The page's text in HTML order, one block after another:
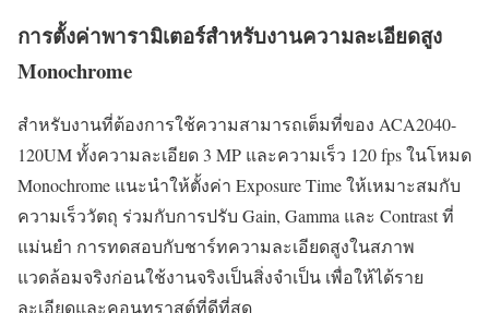
การตั้งค่าพารามิเตอร์สำหรับงานความละเอียดสูง
Monochrome
สำหรับงานที่ต้องการใช้ความสามารถเต็มที่ของ ACA2040-
120UM ทั้งความละเอียด 3 MP และความเร็ว 120 fps ในโหมด
Monochrome แนะนำให้ตั้งค่า Exposure Time ให้เหมาะสมกับ
ความเร็ววัตถุ ร่วมกับการปรับ Gain, Gamma และ Contrast ที่
แม่นยำ การทดสอบกับชาร์ทความละเอียดสูงในสภาพ
แวดล้อมจริงก่อนใช้งานจริงเป็นสิ่งจำเป็น เพื่อให้ได้ราย
ละเอียดและคอนทราสต์ที่ดีที่สุด